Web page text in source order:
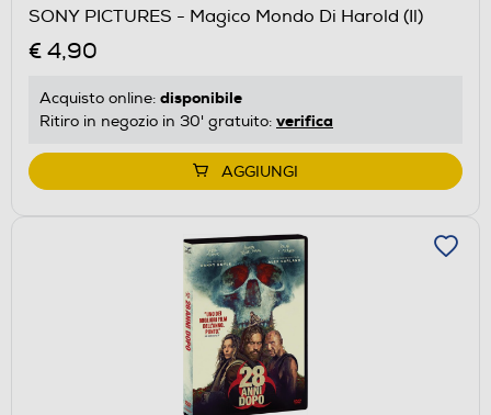
SONY PICTURES - Magico Mondo Di Harold (Il)
€ 4,90
Acquisto online: disponibile
Ritiro in negozio in 30' gratuito: verifica
AGGIUNGI